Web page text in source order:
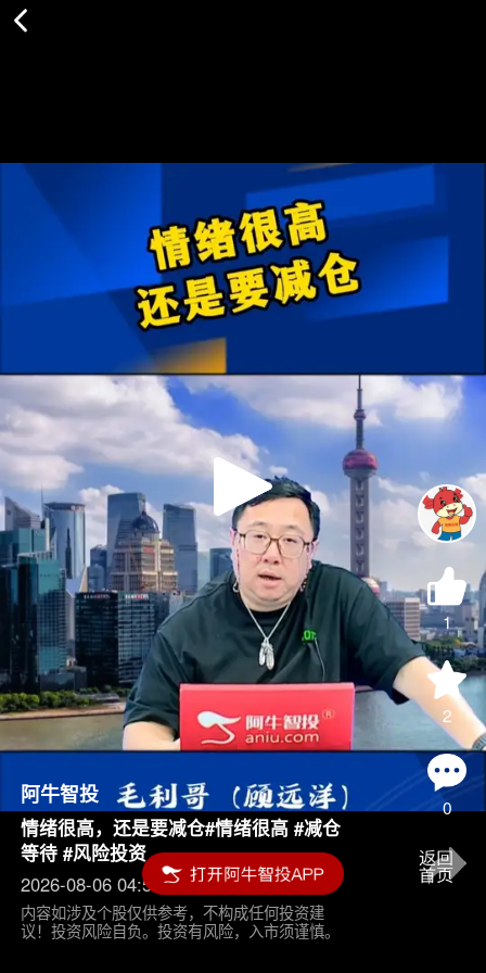
Play
Video
1
2
0
阿牛智投
情绪很高，还是要减仓#情绪很高 #减仓
等待 #风险投资
2026-08-06 04:55
内容如涉及个股仅供参考，不构成任何投资建
议！投资风险自负。投资有风险，入市须谨慎。